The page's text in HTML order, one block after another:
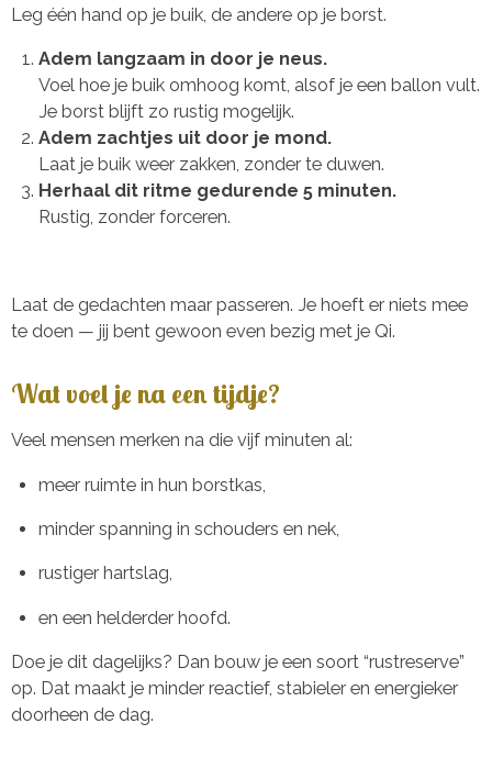
Leg één hand op je buik, de andere op je borst.
Adem langzaam in door je neus.
Voel hoe je buik omhoog komt, alsof je een ballon vult.
Je borst blijft zo rustig mogelijk.
Adem zachtjes uit door je mond.
Laat je buik weer zakken, zonder te duwen.
Herhaal dit ritme gedurende 5 minuten.
Rustig, zonder forceren.
Laat de gedachten maar passeren. Je hoeft er niets mee
te doen — jij bent gewoon even bezig met je Qi.
Wat voel je na een tijdje?
Veel mensen merken na die vijf minuten al:
meer ruimte in hun borstkas,
minder spanning in schouders en nek,
rustiger hartslag,
en een helderder hoofd.
Doe je dit dagelijks? Dan bouw je een soort “rustreserve”
op. Dat maakt je minder reactief, stabieler en energieker
doorheen de dag.